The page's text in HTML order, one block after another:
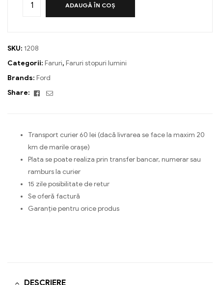
ADAUGĂ ÎN COȘ
SKU: 1208
Categorii: Faruri, Faruri stopuri lumini
Brands: Ford
Share:
Facebook
Email
Transport curier 60 lei (dacă livrarea se face la maxim 20
km de marile orașe)
Plata se poate realiza prin transfer bancar, numerar sau
ramburs la curier
15 zile posibilitate de retur
Se oferă factură
Garanție pentru orice produs